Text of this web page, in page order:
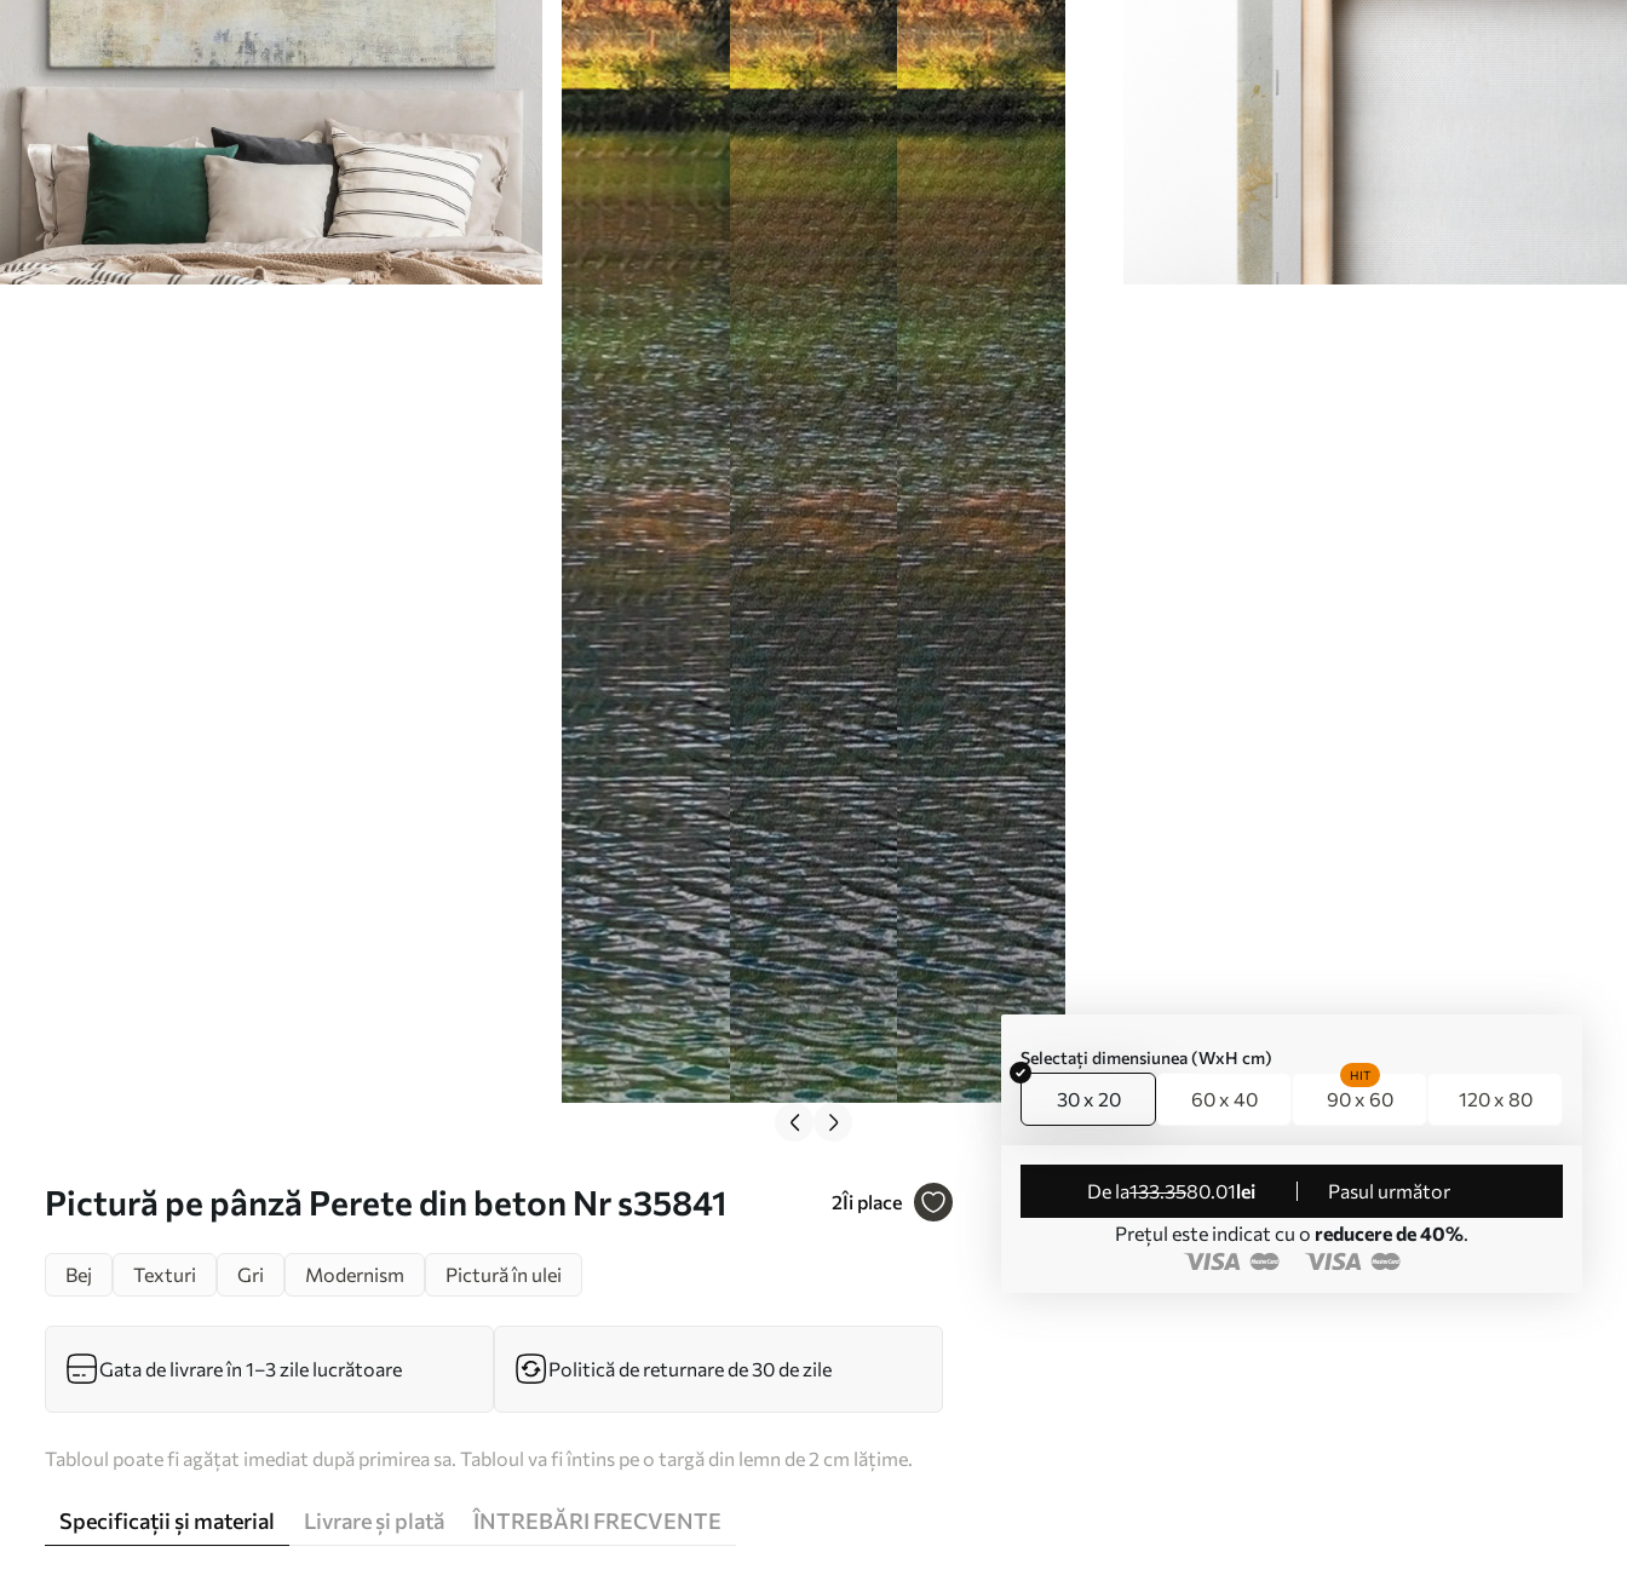
Pictură pe pânză Perete din beton Nr s35841 2Îi place
Selectați dimensiunea (WxH cm)
30 x 20 60 x 40 90 x 60
HIT
120 x 80
de la133.3580.01lei
Pasul următor
Prețul este indicat cu o reducere de 40%.
Bej
Texturi Gri Modernism Pictură în ulei
Gata de livrare în 1–3 zile lucrătoare Politică de returnare de 30 de zile
Tabloul poate fi agățat imediat după primirea sa. Tabloul va fi întins pe o targă din lemn de 2 cm lățime.
Specificații și material Livrare și plată ÎNTREBĂRI FRECVENTE